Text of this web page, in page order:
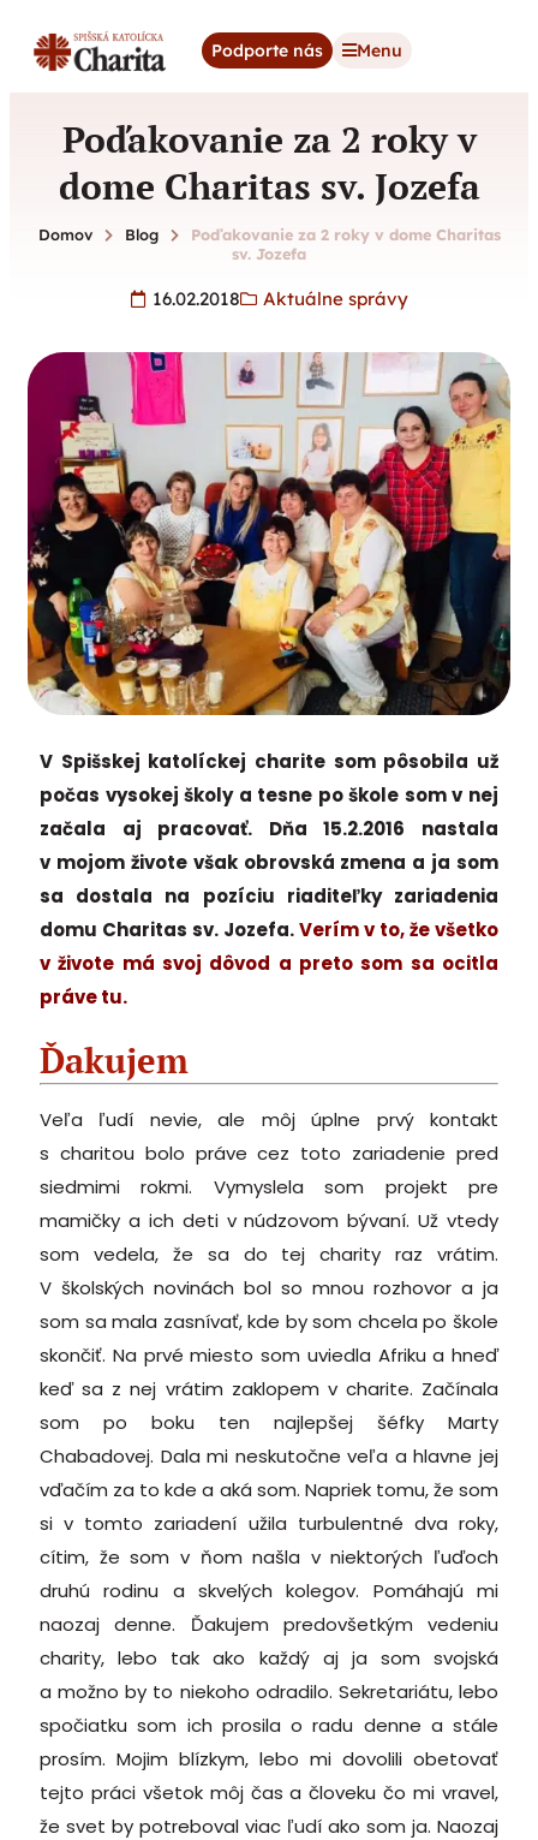
Podporte nás Menu
Poďakovanie za 2 roky v
dome Charitas sv. Jozefa
Domov Blog
Poďakovanie za 2 roky v dome Charitas
sv. Jozefa
16.02.2018 Aktuálne správy
V Spišskej katolíckej charite som pôsobila už
počas vysokej školy a tesne po škole som v nej
začala aj pracovať. Dňa 15.2.2016 nastala
v mojom živote však obrovská zmena a ja som
sa dostala na pozíciu riaditeľky zariadenia
domu Charitas sv. Jozefa.Verím v to, že všetko
v živote má svoj dôvod a preto som sa ocitla
práve tu.
Ďakujem
Veľa ľudí nevie, ale môj úplne prvý kontakt
s charitou bolo práve cez toto zariadenie pred
siedmimi rokmi. Vymyslela som projekt pre
mamičky a ich deti v núdzovom bývaní. Už vtedy
som vedela, že sa do tej charity raz vrátim.
V školských novinách bol so mnou rozhovor a ja
som sa mala zasnívať, kde by som chcela po škole
skončiť. Na prvé miesto som uviedla Afriku a hneď
keď sa z nej vrátim zaklopem v charite. Začínala
som po boku ten najlepšej šéfky Marty
Chabadovej. Dala mi neskutočne veľa a hlavne jej
vďačím za to kde a aká som. Napriek tomu, že som
si v tomto zariadení užila turbulentné dva roky,
cítim, že som v ňom našla v niektorých ľuďoch
druhú rodinu a skvelých kolegov. Pomáhajú mi
naozaj denne. Ďakujem predovšetkým vedeniu
charity, lebo tak ako každý aj ja som svojská
a možno by to niekoho odradilo. Sekretariátu, lebo
spočiatku som ich prosila o radu denne a stále
prosím. Mojim blízkym, lebo mi dovolili obetovať
tejto práci všetok môj čas a človeku čo mi vravel,
že svet by potreboval viac ľudí ako som ja. Naozaj